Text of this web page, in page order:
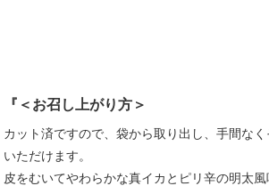
『＜お召し上がり方＞
カット済ですので、袋から取り出し、手間な
いただけます。
皮をむいてやわらかな真イカとピリ辛の明太